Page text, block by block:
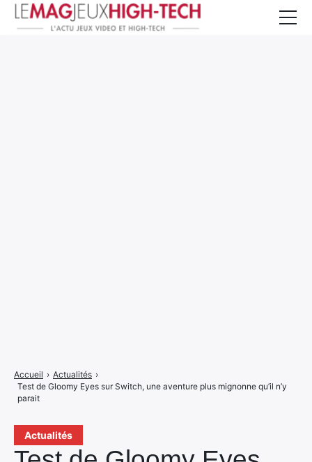
Actualités
Accueil › Actualités ›
Test de Gloomy Eyes sur Switch, une aventure plus mignonne qu’il n’y
parait